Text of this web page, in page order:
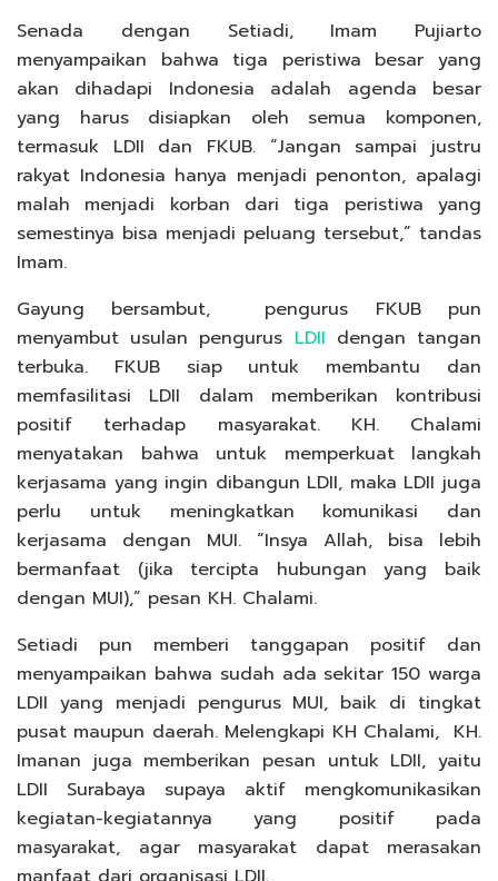
Senada dengan Setiadi, Imam Pujiarto
menyampaikan bahwa tiga peristiwa besar yang
akan dihadapi Indonesia adalah agenda besar
yang harus disiapkan oleh semua komponen,
termasuk LDII dan FKUB. “Jangan sampai justru
rakyat Indonesia hanya menjadi penonton, apalagi
malah menjadi korban dari tiga peristiwa yang
semestinya bisa menjadi peluang tersebut,” tandas
Imam.
Gayung bersambut, pengurus FKUB pun
menyambut usulan pengurus LDII dengan tangan
terbuka. FKUB siap untuk membantu dan
memfasilitasi LDII dalam memberikan kontribusi
positif terhadap masyarakat. KH. Chalami
menyatakan bahwa untuk memperkuat langkah
kerjasama yang ingin dibangun LDII, maka LDII juga
perlu untuk meningkatkan komunikasi dan
kerjasama dengan MUI. “Insya Allah, bisa lebih
bermanfaat (jika tercipta hubungan yang baik
dengan MUI),” pesan KH. Chalami.
Setiadi pun memberi tanggapan positif dan
menyampaikan bahwa sudah ada sekitar 150 warga
LDII yang menjadi pengurus MUI, baik di tingkat
pusat maupun daerah. Melengkapi KH Chalami, KH.
Imanan juga memberikan pesan untuk LDII, yaitu
LDII Surabaya supaya aktif mengkomunikasikan
kegiatan-kegiatannya yang positif pada
masyarakat, agar masyarakat dapat merasakan